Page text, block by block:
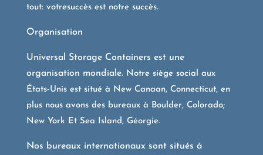
tout: votresuccès est notre succès.
Organisation
Universal Storage Containers est une
organisation mondiale. Notre siège social aux
États-Unis est situé à New Canaan, Connecticut, en
plus nous avons des bureaux à Boulder, Colorado;
New York Et Sea Island, Géorgie.
Nos bureaux internationaux sont situés à